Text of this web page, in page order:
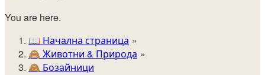
You are here.
📖 Начална страница
🙈️ Животни & Природа
🙈 Бозайници